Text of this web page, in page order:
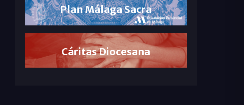
Plan Málaga Sacra
Cáritas Diocesana